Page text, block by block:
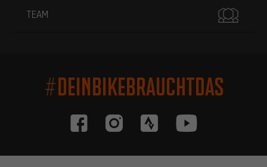
TEAM
#DEINBIKEBRAUCHTDAS